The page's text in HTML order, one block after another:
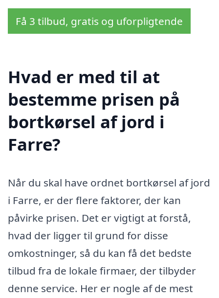
Få 3 tilbud, gratis og uforpligtende
Hvad er med til at
bestemme prisen på
bortkørsel af jord i
Farre?
Når du skal have ordnet bortkørsel af jord
i Farre, er der flere faktorer, der kan
påvirke prisen. Det er vigtigt at forstå,
hvad der ligger til grund for disse
omkostninger, så du kan få det bedste
tilbud fra de lokale firmaer, der tilbyder
denne service. Her er nogle af de mest